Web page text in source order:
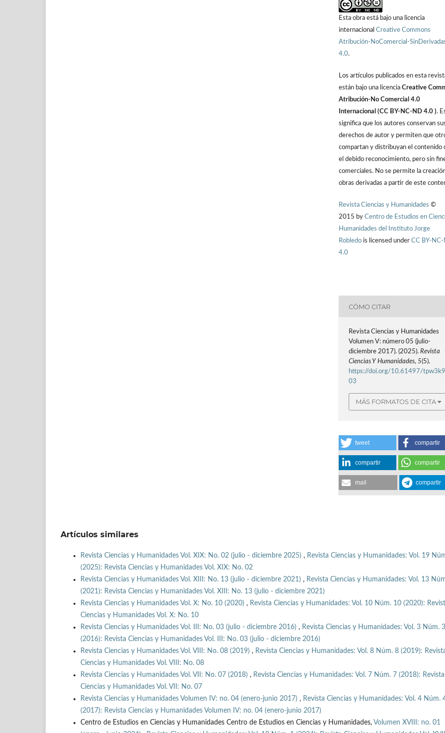
Esta obra está bajo una licencia
internacional Creative Commons
Atribución-NoComercial-
4.0.
Los artículos publicados en esta
están bajo una licencia Creative
Atribución-No Comercial 4.0
Internacional (CC BY-NC-ND 4.0 ).
significa que los autores conservan
derechos de autor y permiten que
compartan y distribuyan el contenido
el debido reconocimiento, pero sin
comerciales. No se permite la
obras derivadas a partir de este
Revista Ciencias y Humanidades ©
2015 by Centro de Estudios en
Humanidades del Instituto Jorge
Robledo is licensed under CC BY-
4.0
CÓMO CITAR
Revista Ciencias y Humanidades
Volumen V: número 05 (julio-
diciembre 2017). (2025).Revista
Ciencias Y Humanidades,5(5).
https://doi.org/10.61497/tpw3k9
03
MÁS FORMATOS DE CITA
tweet compartir
compartir compartir
mail compartir
Artículos similares
Revista Ciencias y Humanidades Vol. XIX: No. 02 (julio - diciembre 2025) , Revista Ciencias y Humanidades: Vol. 19
(2025): Revista Ciencias y Humanidades Vol. XIX: No. 02
Revista Ciencias y Humanidades Vol. XIII: No. 13 (julio - diciembre 2021) , Revista Ciencias y Humanidades: Vol. 13
(2021): Revista Ciencias y Humanidades Vol. XIII: No. 13 (julio - diciembre 2021)
Revista Ciencias y Humanidades Vol. X: No. 10 (2020) , Revista Ciencias y Humanidades: Vol. 10 Núm. 10 (2020):
Ciencias y Humanidades Vol. X: No. 10
Revista Ciencias y Humanidades Vol. III: No. 03 (julio - diciembre 2016) , Revista Ciencias y Humanidades: Vol. 3 Núm. 3
(2016): Revista Ciencias y Humanidades Vol. III: No. 03 (julio - diciembre 2016)
Revista Ciencias y Humanidades Vol. VIII: No. 08 (2019) , Revista Ciencias y Humanidades: Vol. 8 Núm. 8 (2019):
Ciencias y Humanidades Vol. VIII: No. 08
Revista Ciencias y Humanidades Vol. VII: No. 07 (2018) , Revista Ciencias y Humanidades: Vol. 7 Núm. 7 (2018): Revista
Ciencias y Humanidades Vol. VII: No. 07
Revista Ciencias y Humanidades Volumen IV: no. 04 (enero-junio 2017) , Revista Ciencias y Humanidades: Vol. 4 Núm.
(2017): Revista Ciencias y Humanidades Volumen IV: no. 04 (enero-junio 2017)
Centro de Estudios en Ciencias y Humanidades Centro de Estudios en Ciencias y Humanidades, Volumen XVIII: no. 01